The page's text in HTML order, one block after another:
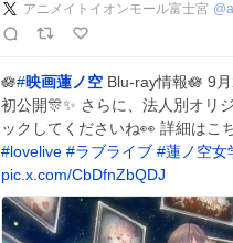
アニメイトイオンモール富士宮 @
🪷#映画蓮ノ空 Blu-ray情報🪷 9
初公開🎊✨ さらに、法人別オリ
ックしてくださいね👀 詳細はこ
#lovelive #ラブライブ #蓮ノ空女
pic.x.com/CbDfnZbQDJ